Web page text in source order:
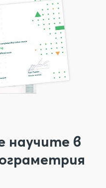
научите в